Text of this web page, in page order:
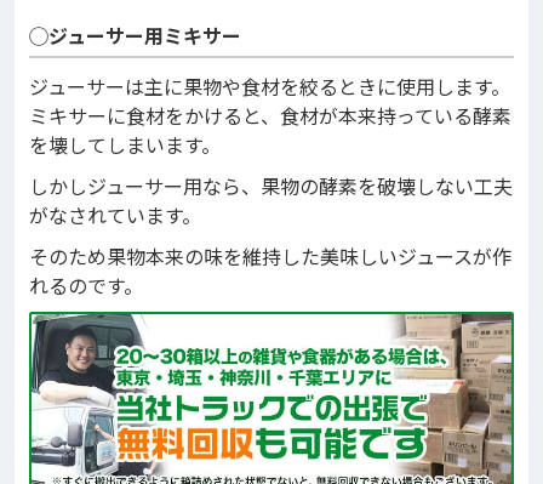
◯ジューサー用ミキサー
ジューサーは主に果物や食材を絞るときに使用します。
ミキサーに食材をかけると、食材が本来持っている酵素
を壊してしまいます。
しかしジューサー用なら、果物の酵素を破壊しない工夫
がなされています。
そのため果物本来の味を維持した美味しいジュースが作
れるのです。